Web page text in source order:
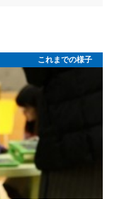
これまでの様子